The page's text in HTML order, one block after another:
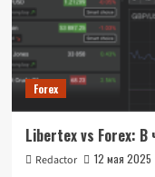
Forex
Libertex vs Forex: В
Redactor 12 мая 2025